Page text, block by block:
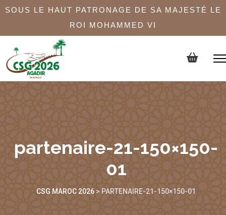
SOUS LE HAUT PATRONAGE DE SA MAJESTÉ LE
ROI MOHAMMED VI
partenaire-21-150×150-
01
CSG MAROC 2026 > PARTENAIRE-21-150×150-01